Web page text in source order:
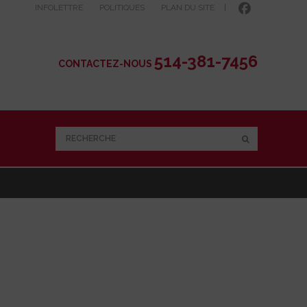
INFOLETTRE POLITIQUES PLAN DU SITE
CONTACTEZ-NOUS 514-381-7456
RECHERCHE